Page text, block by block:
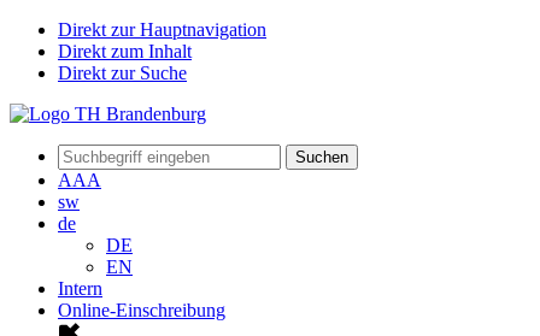
Direkt zur Hauptnavigation
Direkt zum Inhalt
Direkt zur Suche
Suchen
AAA
sw
de
DE
EN
Intern
Online-Einschreibung